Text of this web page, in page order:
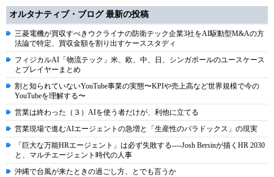
オルタナティブ・ブログ 最新の投稿
三菱電機が買収すべきウクライナの防衛テック企業3社をAI駆動型M&Aの方
法論で特定、買収金額を割り出すケーススタディ
フィジカルAI「物流テック」米、欧、中、日、シンガポールのユースケース
とプレイヤーまとめ
割と知られていないYouTube事業の実態〜KPIや売上高など世界規模で今の
YouTubeを理解する〜
営業は終わった（３）AIを使う者だけが、利他に立てる
営業現場で進むAIエージェントの急増と「生産性のパラドックス」の現実
「巨大な万能HRエージェント」は必ず失敗する----Josh Bersinが描くHR 2030
と、マルチエージェント時代の人事
沖縄で台風が来たときの過ごし方、とでも言うか